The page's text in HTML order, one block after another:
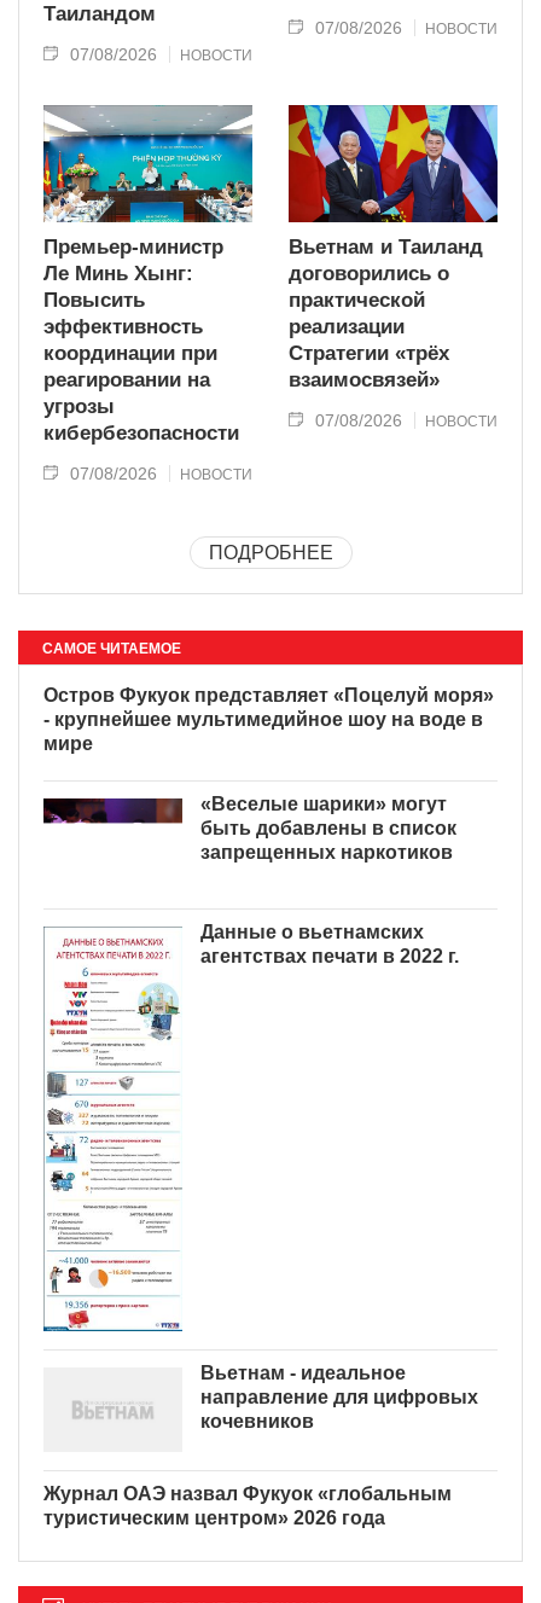
Таиландом
07/08/2026 НОВОСТИ
07/08/2026 НОВОСТИ
Премьер-министр
Ле Минь Хынг:
Повысить
эффективность
координации при
реагировании на
угрозы
кибербезопасности
07/08/2026 НОВОСТИ
Вьетнам и Таиланд
договорились о
практической
реализации
Стратегии «трёх
взаимосвязей»
07/08/2026 НОВОСТИ
ПОДРОБНЕЕ
САМОЕ ЧИТАЕМОЕ
Остров Фукуок представляет
«Поцелуй моря» - крупнейшее
«Веселые шарики» могут
быть добавлены в список
Данные о вьетнамских
Вьетнам - идеальное
направление для цифровых
Журнал ОАЭ назвал Фукуок
центром» 2026 года